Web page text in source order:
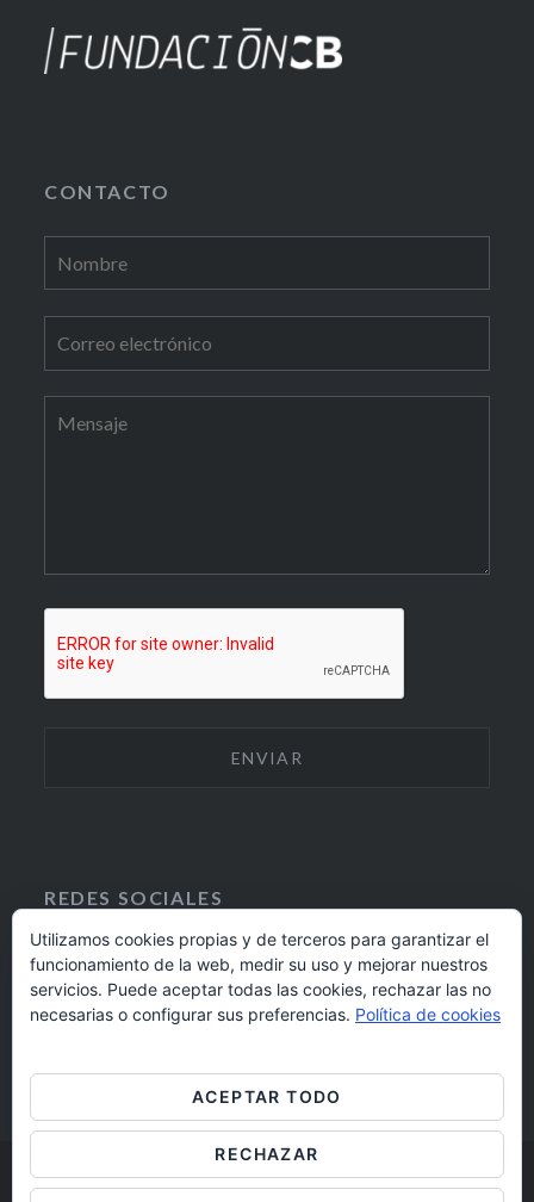
CONTACTO
REDES SOCIALES
I
N
S
A
R
M
F
A
C
B
O
924 17 16 20
Barrio Alto Badajoz © 2019
Utilizamos cookies propias y de terceros para garantizar el
funcionamiento de la web, medir su uso y mejorar nuestros
servicios. Puede aceptar todas las cookies, rechazar las no
necesarias o configurar sus preferencias. Política de cookies
ACEPTAR TODO
RECHAZAR